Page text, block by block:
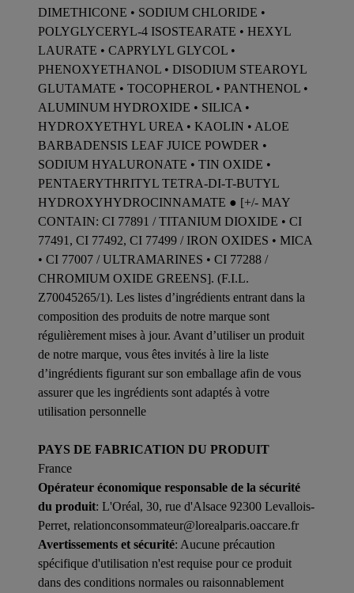
DIMETHICONE • SODIUM CHLORIDE •
POLYGLYCERYL-4 ISOSTEARATE • HEXYL
LAURATE • CAPRYLYL GLYCOL •
PHENOXYETHANOL • DISODIUM STEAROYL
GLUTAMATE • TOCOPHEROL • PANTHENOL •
ALUMINUM HYDROXIDE • SILICA •
HYDROXYETHYL UREA • KAOLIN • ALOE
BARBADENSIS LEAF JUICE POWDER •
SODIUM HYALURONATE • TIN OXIDE •
PENTAERYTHRITYL TETRA-DI-T-BUTYL
HYDROXYHYDROCINNAMATE ● [+/- MAY
CONTAIN: CI 77891 / TITANIUM DIOXIDE • CI
77491, CI 77492, CI 77499 / IRON OXIDES • MICA
• CI 77007 / ULTRAMARINES • CI 77288 /
CHROMIUM OXIDE GREENS]. (F.I.L.
Z70045265/1). Les listes d’ingrédients entrant dans la
composition des produits de notre marque sont
régulièrement mises à jour. Avant d’utiliser un produit
de notre marque, vous êtes invités à lire la liste
d’ingrédients figurant sur son emballage afin de vous
assurer que les ingrédients sont adaptés à votre
utilisation personnelle
PAYS DE FABRICATION DU PRODUIT
France
Opérateur économique responsable de la sécurité
du produit: L'Oréal, 30, rue d'Alsace 92300 Levallois-
Perret, relationconsommateur@lorealparis.oaccare.fr
Avertissements et sécurité: Aucune précaution
spécifique d'utilisation n'est requise pour ce produit
dans des conditions normales ou raisonnablement